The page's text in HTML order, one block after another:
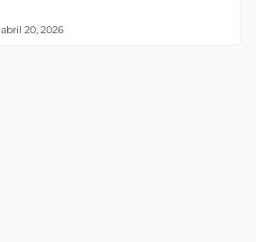
abril 20, 2026